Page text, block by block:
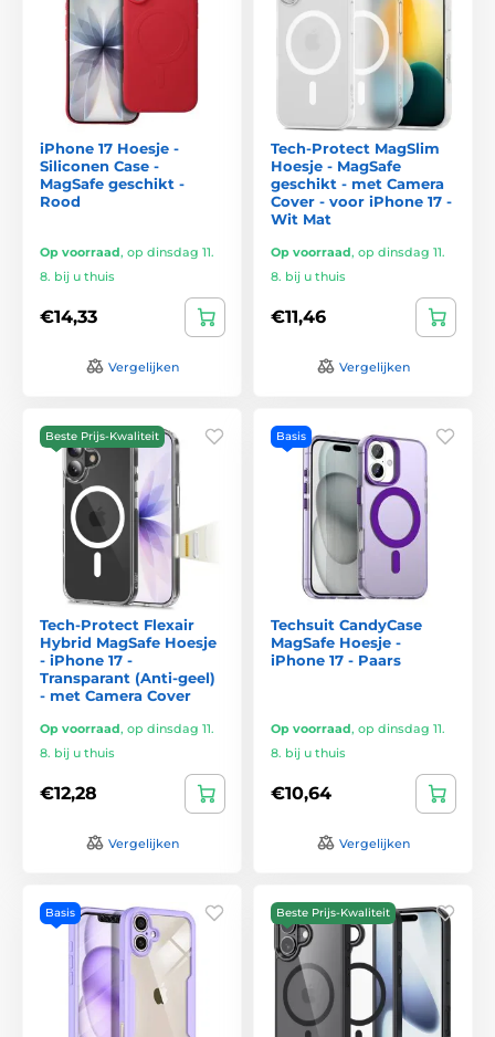
iPhone 17 Hoesje -
Siliconen Case -
MagSafe geschikt -
Rood
Op voorraad, op dinsdag 11.
8. bij u thuis
€14,33
Vergelijken
Tech-Protect MagSlim
Hoesje - MagSafe
geschikt - met Camera
Cover - voor iPhone 17 -
Wit Mat
Op voorraad, op dinsdag 11.
8. bij u thuis
€11,46
Vergelijken
Beste Prijs-Kwaliteit
Tech-Protect Flexair
Hybrid MagSafe Hoesje
- iPhone 17 -
Transparant (Anti-geel)
- met Camera Cover
Op voorraad, op dinsdag 11.
8. bij u thuis
€12,28
Vergelijken
Basis
Techsuit CandyCase
MagSafe Hoesje -
iPhone 17 - Paars
Op voorraad, op dinsdag 11.
8. bij u thuis
€10,64
Vergelijken
Basis Beste Prijs-Kwaliteit